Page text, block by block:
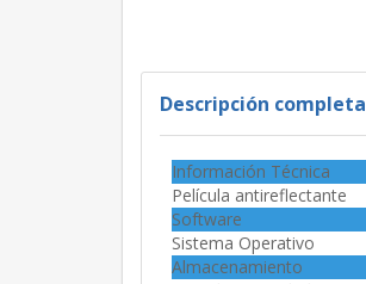
Descripción completa
Información Técnica
Película antireflectante
Software
Sistema Operativo
Almacenamiento